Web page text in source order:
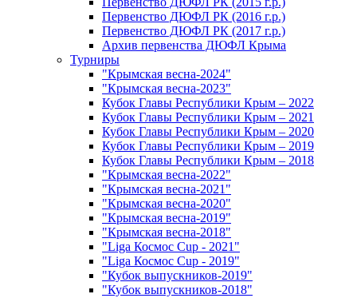
Первенство ДЮФЛ РК (2016 г.р.)
Первенство ДЮФЛ РК (2017 г.р.)
Архив первенства ДЮФЛ Крыма
Турниры
"Крымская весна-2024"
"Крымская весна-2023"
Кубок Главы Республики Крым – 2022
Кубок Главы Республики Крым – 2021
Кубок Главы Республики Крым – 2020
Кубок Главы Республики Крым – 2019
Кубок Главы Республики Крым – 2018
"Крымская весна-2022"
"Крымская весна-2021"
"Крымская весна-2020"
"Крымская весна-2019"
"Крымская весна-2018"
"Liga Космос Cup - 2021"
"Liga Космос Cup - 2019"
"Кубок выпускников-2019"
"Кубок выпускников-2018"